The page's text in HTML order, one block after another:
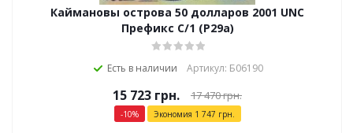
Каймановы острова 50 долларов 2001 UNC
Префикс С/1 (P29a)
Есть в наличии Артикул: Б06190
15 723 грн. 17 470грн.
-10% Экономия 1 747 грн.